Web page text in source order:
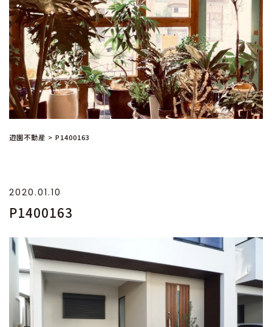
遊園不動産 > P1400163
2020.01.10
P1400163